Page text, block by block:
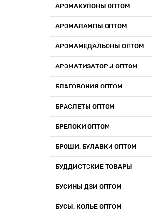
АРОМАКУЛОНЫ ОПТОМ
АРОМАЛАМПЫ ОПТОМ
АРОМАМЕДАЛЬОНЫ ОПТОМ
АРОМАТИЗАТОРЫ ОПТОМ
БЛАГОВОНИЯ ОПТОМ
БРАСЛЕТЫ ОПТОМ
БРЕЛОКИ ОПТОМ
БРОШИ, БУЛАВКИ ОПТОМ
БУДДИСТСКИЕ ТОВАРЫ
БУСИНЫ ДЗИ ОПТОМ
БУСЫ, КОЛЬЕ ОПТОМ